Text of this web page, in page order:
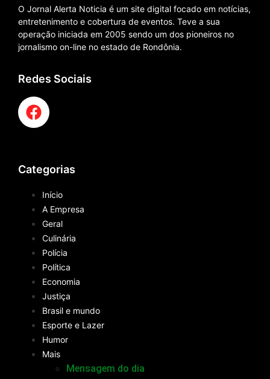
O Jornal Alerta Noticia é um site digital focado em notícias,
entretenimento e cobertura de eventos. Teve a sua
operação iniciada em 2005 sendo um dos pioneiros no
jornalismo on-line no estado de Rondônia.
Redes Sociais
Categorias
Início
A Empresa
Geral
Culinária
Polícia
Política
Economia
Justiça
Brasil e mundo
Esporte e Lazer
Humor
Mais
Mensagem do dia